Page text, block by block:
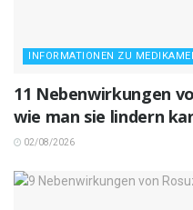
INFORMATIONEN ZU
11 Nebenwirkungen
wie man sie lindern
02/08/2026